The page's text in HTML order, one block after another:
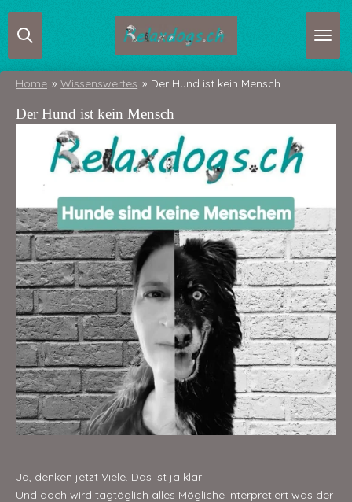
Zum
Hauptinhalt
Home » Wissenswertes » Der Hund ist kein Mensch
Der Hund ist kein Mensch
Ja, denken jetzt Viele. Das ist ja klar!
Und doch wird tagtäglich alles Mögliche interpretiert was der